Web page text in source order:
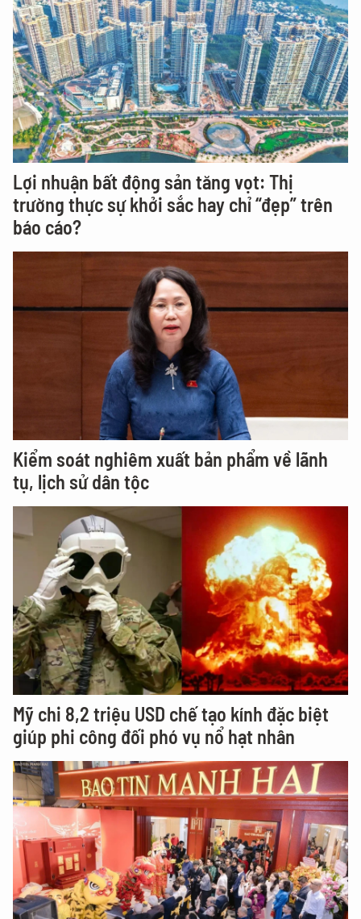
Lợi nhuận bất động sản tăng vọt: Thị
trường thực sự khởi sắc hay chỉ “đẹp” trên
báo cáo?
Kiểm soát nghiêm xuất bản phẩm về lãnh
tụ, lịch sử dân tộc
Mỹ chi 8,2 triệu USD chế tạo kính đặc biệt
giúp phi công đối phó vụ nổ hạt nhân